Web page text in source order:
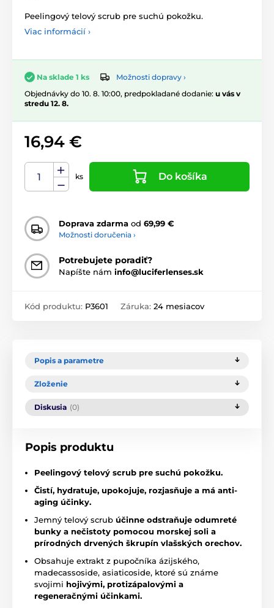
Peelingový telový scrub pre suchú pokožku.
Viac informácií ›
Na sklade 1 ks
Možnosti dopravy ›
Objednávky do 10. 8. 10:00, predpokladané dodanie: u vás v
stredu 12. 8.
16,94 €
ks Do košíka
Doprava zdarma od 69,99 €
Možnosti doručenia ›
Potrebujete poradiť?
Napíšte nám info@luciferlenses.sk
Kód produktu: P3601 Záruka: 24 mesiacov
Popis a parametre
Zloženie
Diskusia (0)
Popis produktu
Peelingový telový scrub pre suchú pokožku.
Čistí, hydratuje, upokojuje, rozjasňuje a má anti-
aging účinky.
Jemný telový scrub účinne odstraňuje odumreté
bunky a nečistoty pomocou morskej soli a
prírodných drvených škrupín vlašských orechov.
Obsahuje extrakt z pupočníka ázijského,
madecassoside, asiaticoside, ktoré sú známe
svojimi hojivými, protizápalovými a
regeneračnými účinkami.